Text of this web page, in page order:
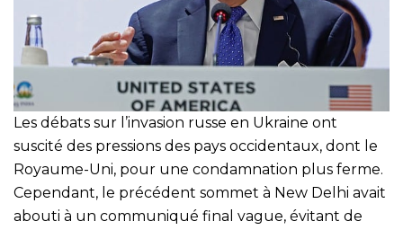
Les débats sur l’invasion russe en Ukraine ont
suscité des pressions des pays occidentaux, dont le
Royaume-Uni, pour une condamnation plus ferme.
Cependant, le précédent sommet à New Delhi avait
abouti à un communiqué final vague, évitant de